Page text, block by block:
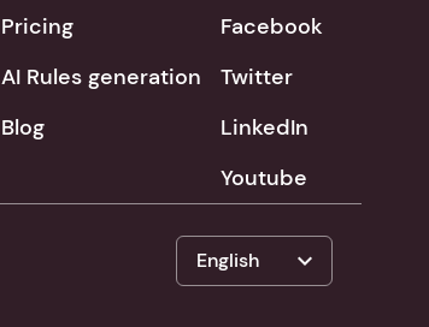
Pricing
AI Rules generation
Blog
Facebook
Twitter
LinkedIn
Youtube
English expand_more